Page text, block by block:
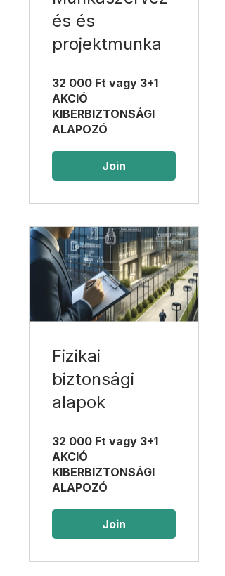
és és
projektmunka
32 000 Ft vagy 3+1
AKCIÓ
KIBERBIZTONSÁGI
ALAPOZÓ
Join
Fizikai
biztonsági
alapok
32 000 Ft vagy 3+1
AKCIÓ
KIBERBIZTONSÁGI
ALAPOZÓ
Join